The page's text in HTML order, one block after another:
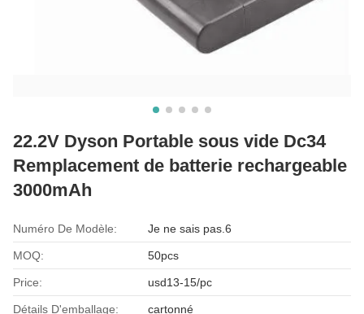
22.2V Dyson Portable sous vide Dc34
Remplacement de batterie rechargeable
3000mAh
Numéro De Modèle: Je ne sais pas.6
MOQ: 50pcs
Price: usd13-15/pc
Détails D'emballage: cartonné